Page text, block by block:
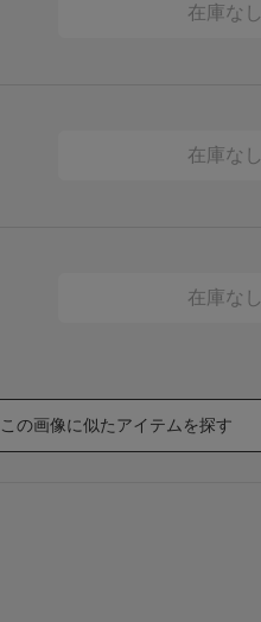
在庫なし
在庫なし
在庫なし
この画像に似たアイテムを探す